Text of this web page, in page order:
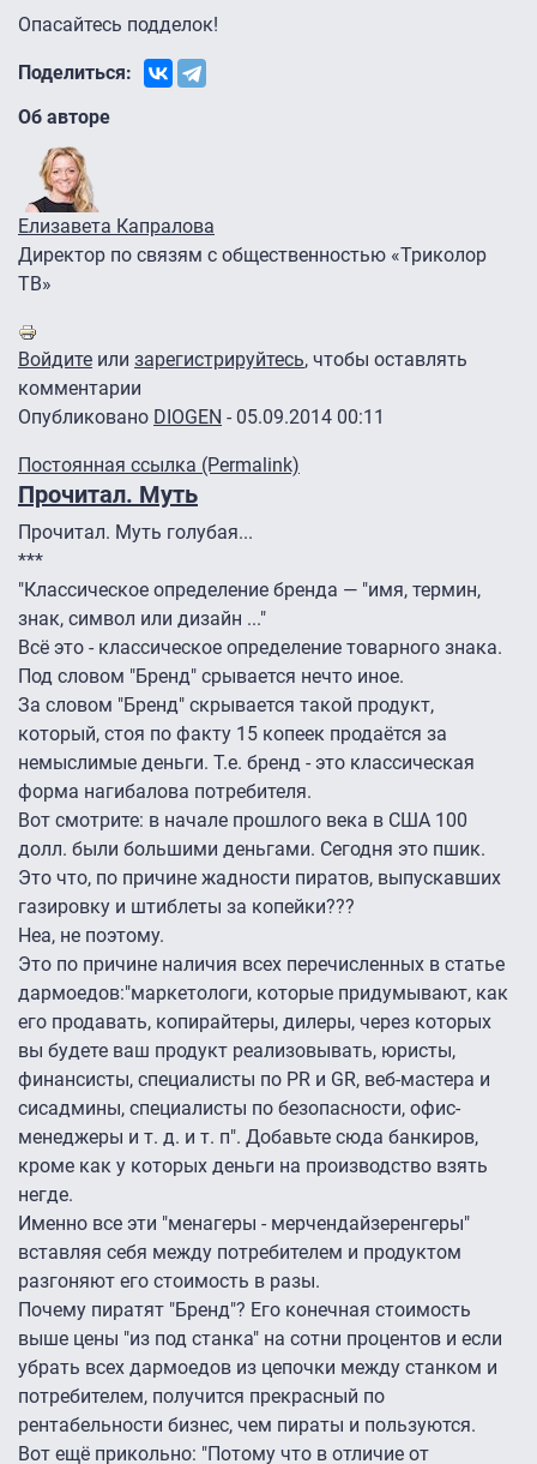
Опасайтесь подделок!
Поделиться:
Об авторе
Елизавета Капралова
Директор по связям с общественностью «Триколор
ТВ»
Войдите или зарегистрируйтесь, чтобы оставлять
комментарии
Опубликовано DIOGEN - 05.09.2014 00:11
Постоянная ссылка (Permalink)
Прочитал. Муть
Прочитал. Муть голубая...
***
"Классическое определение бренда — "имя, термин,
знак, символ или дизайн ..."
Всё это - классическое определение товарного знака.
Под словом "Бренд" срывается нечто иное.
За словом "Бренд" скрывается такой продукт,
который, стоя по факту 15 копеек продаётся за
немыслимые деньги. Т.е. бренд - это классическая
форма нагибалова потребителя.
Вот смотрите: в начале прошлого века в США 100
долл. были большими деньгами. Сегодня это пшик.
Это что, по причине жадности пиратов, выпускавших
газировку и штиблеты за копейки???
Неа, не поэтому.
Это по причине наличия всех перечисленных в статье
дармоедов:"маркетологи, которые придумывают, как
его продавать, копирайтеры, дилеры, через которых
вы будете ваш продукт реализовывать, юристы,
финансисты, специалисты по PR и GR, веб-мастера и
сисадмины, специалисты по безопасности, офис-
менеджеры и т. д. и т. п". Добавьте сюда банкиров,
кроме как у которых деньги на производство взять
негде.
Именно все эти "менагеры - мерчендайзеренгеры"
вставляя себя между потребителем и продуктом
разгоняют его стоимость в разы.
Почему пиратят "Бренд"? Его конечная стоимость
выше цены "из под станка" на сотни процентов и если
убрать всех дармоедов из цепочки между станком и
потребителем, получится прекрасный по
рентабельности бизнес, чем пираты и пользуются.
Вот ещё прикольно: "Потому что в отличие от